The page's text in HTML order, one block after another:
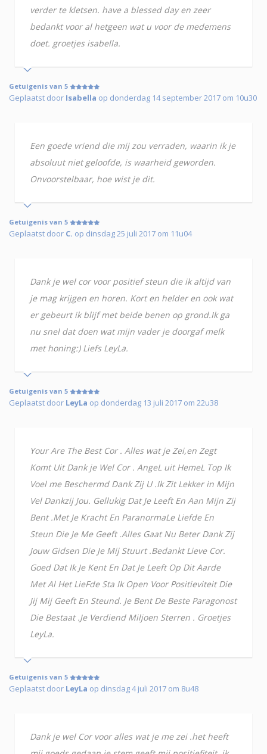
verder te kletsen. have a blessed day en zeer
bedankt voor al hetgeen wat u voor de medemens
doet. groetjes isabella.
Getuigenis van 5
Geplaatst door Isabella op donderdag 14 september 2017 om 10u30
Een goede vriend die mij zou verraden, waarin ik je
absoluut niet geloofde, is waarheid geworden.
Onvoorstelbaar, hoe wist je dit.
Getuigenis van 5
Geplaatst door C. op dinsdag 25 juli 2017 om 11u04
Dank je wel cor voor positief steun die ik altijd van
je mag krijgen en horen. Kort en helder en ook wat
er gebeurt ik blijf met beide benen op grond.Ik ga
nu snel dat doen wat mijn vader je doorgaf melk
met honing:) Liefs LeyLa.
Getuigenis van 5
Geplaatst door LeyLa op donderdag 13 juli 2017 om 22u38
Your Are The Best Cor . Alles wat je Zei,en Zegt
Komt Uit Dank je Wel Cor . AngeL uit HemeL Top Ik
Voel me Beschermd Dank Zij U .Ik Zit Lekker in Mijn
Vel Dankzij Jou. Gellukig Dat Je Leeft En Aan Mijn Zij
Bent .Met Je Kracht En ParanormaLe Liefde En
Steun Die Je Me Geeft .Alles Gaat Nu Beter Dank Zij
Jouw Gidsen Die Je Mij Stuurt .Bedankt Lieve Cor.
Goed Dat Ik Je Kent En Dat Je Leeft Op Dit Aarde
Met Al Het LieFde Sta Ik Open Voor Positieviteit Die
Jij Mij Geeft En Steund. Je Bent De Beste Paragonost
Die Bestaat .Je Verdiend Miljoen Sterren . Groetjes
LeyLa.
Getuigenis van 5
Geplaatst door LeyLa op dinsdag 4 juli 2017 om 8u48
Dank je wel Cor voor alles wat je me zei .het heeft